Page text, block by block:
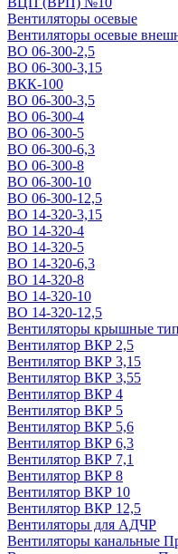
Вентиляторы осевые
Вентиляторы осевые
ВО 06-300-2,5
ВО 06-300-3,15
ВКК-100
ВО 06-300-3,5
ВО 06-300-4
ВО 06-300-5
ВО 06-300-6,3
ВО 06-300-8
ВО 06-300-10
ВО 06-300-12,5
ВО 14-320-3,15
ВО 14-320-4
ВО 14-320-5
ВО 14-320-6,3
ВО 14-320-8
ВО 14-320-10
ВО 14-320-12,5
Вентиляторы крышные
Вентилятор ВКР 2,5
Вентилятор ВКР 3,15
Вентилятор ВКР 3,55
Вентилятор ВКР 4
Вентилятор ВКР 5
Вентилятор ВКР 5,6
Вентилятор ВКР 6,3
Вентилятор ВКР 7,1
Вентилятор ВКР 8
Вентилятор ВКР 10
Вентилятор ВКР 12,5
Вентиляторы для АДЧР
Вентиляторы канальные